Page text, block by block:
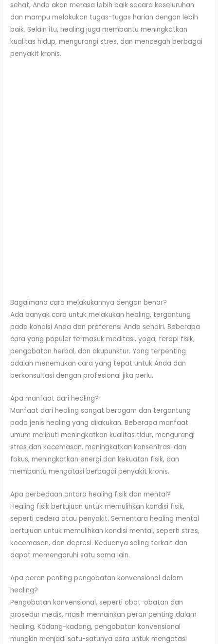
sehat, Anda akan merasa lebih baik secara keseluruhan
dan mampu melakukan tugas-tugas harian dengan lebih
baik. Selain itu, healing juga membantu meningkatkan
kualitas hidup, mengurangi stres, dan mencegah berbagai
penyakit kronis.
Bagaimana cara melakukannya dengan benar?
Ada banyak cara untuk melakukan healing, tergantung
pada kondisi Anda dan preferensi Anda sendiri. Beberapa
cara yang populer termasuk meditasi, yoga, terapi fisik,
pengobatan herbal, dan akupunktur. Yang terpenting
adalah menemukan cara yang tepat untuk Anda dan
berkonsultasi dengan profesional jika perlu.
Apa manfaat dari healing?
Manfaat dari healing sangat beragam dan tergantung
pada jenis healing yang dilakukan. Beberapa manfaat
umum meliputi meningkatkan kualitas tidur, mengurangi
stres dan kecemasan, meningkatkan konsentrasi dan
fokus, meningkatkan energi dan kekuatan fisik, dan
membantu mengatasi berbagai penyakit kronis.
Apa perbedaan antara healing fisik dan mental?
Healing fisik bertujuan untuk memulihkan kondisi fisik,
seperti cedera atau penyakit. Sementara healing mental
bertujuan untuk memulihkan kondisi mental, seperti stres,
kecemasan, dan depresi. Keduanya saling terkait dan
dapat memengaruhi satu sama lain.
Apa peran penting pengobatan konvensional dalam
healing?
Pengobatan konvensional, seperti obat-obatan dan
prosedur medis, masih memainkan peran penting dalam
healing. Kadang-kadang, pengobatan konvensional
mungkin menjadi satu-satunya cara untuk mengatasi